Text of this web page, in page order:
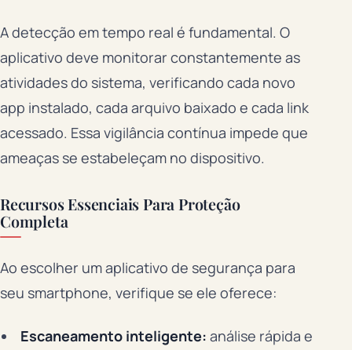
A detecção em tempo real é fundamental. O
aplicativo deve monitorar constantemente as
atividades do sistema, verificando cada novo
app instalado, cada arquivo baixado e cada link
acessado. Essa vigilância contínua impede que
ameaças se estabeleçam no dispositivo.
Recursos Essenciais Para Proteção
Completa
Ao escolher um aplicativo de segurança para
seu smartphone, verifique se ele oferece:
Escaneamento inteligente: análise rápida e